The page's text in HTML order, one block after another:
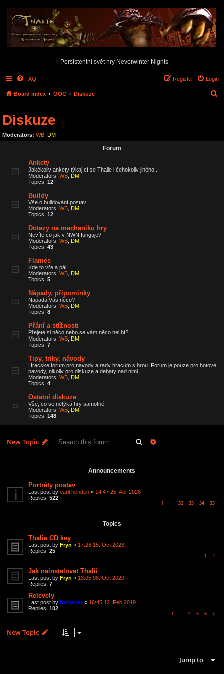
Persistentní svět hry Neverwinter Nights
FAQ Login
Register
Board index OOC Diskuze
c
Diskuze
Moderators: WB DM
Forum
Ankety
Jakékoliv ankety týkající se Thalie i čehokoliv jiného...
Moderators: WB DM
Topics: 12
Buildy
Vše o buildování postav.
Moderators: WB DM
Topics: 12
Dotazy na mechaniku hry
Nevíte co jak v NWN funguje?
Moderators: WB DM
Topics: 43
Flames
Kde to vře a pálí...
Moderators: WB DM
Topics: 5
Nápady, připomínky
Napadá Vás něco?
Moderators: WB DM
Topics: 8
Přání a stížnosti
Přejete si něco nebo se vám něco nelíbí?
Moderators: WB DM
Topics: 7
Tipy, triky, návody
Hracske forum pro navody a rady hracum s hrou. Forum je pouze pro hotove
navody, nikoliv pro diskuze a debaty nad nimi.
Moderators: WB DM
Topics: 4
Ostatní diskuze
Vše, co se netýká hry samotné.
Moderators: WB DM
Topics: 148
New Topic Search
Announcements
Portréty postav
Last post by earil henden « 14:47 25. Apr 2026
Replies: 522
1 32 33 34 35
Topics
Thalie CD key
Last post by Fryn « 17:28 15. Oct 2023
Replies: 25
1 2
Jak nainstalovat Thalii
Last post by Fryn « 13:05 08. Oct 2020
Replies: 7
Relevely
Last post by Nalkanar« 16:45 12. Feb 2019
Replies: 102
1 4 5 6 7
New Topic
Jump to